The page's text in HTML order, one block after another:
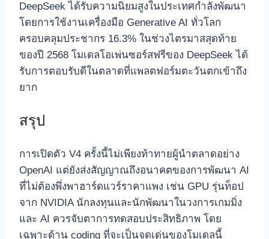
DeepSeek ได้รับความนิยมสูงในประเทศกำลังพัฒนา
โดยการใช้งานเครื่องมือ Generative AI ทั่วโลก
ครอบคลุมประชากร 16.3% ในช่วงไตรมาสสุดท้าย
ของปี 2568 โมเดลโอเพ่นซอร์สฟรีของ DeepSeek ได้
รับการตอบรับดีในตลาดที่แพลตฟอร์มตะวันตกเข้าถึง
ยาก
สรุป
การเปิดตัว V4 ครั้งนี้ไม่เพียงท้าทายผู้นำตลาดอย่าง
OpenAI แต่ยังส่งสัญญาณถึงอนาคตของการพัฒนา AI
ที่ไม่ต้องพึ่งพาฮาร์ดแวร์ราคาแพง เช่น GPU รุ่นท็อป
จาก NVIDIA นักลงทุนและนักพัฒนาในวงการเกมมิ่ง
และ AI ควรจับตาการทดสอบประสิทธิภาพ โดย
เฉพาะด้าน coding ที่จะเป็นจุดเด่นของโมเดลนี้